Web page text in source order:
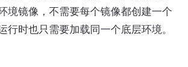
境镜像，不需要每个镜像都创建一个
行时也只需要加载同一个底层环境。